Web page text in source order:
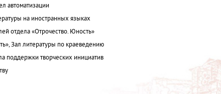
автоматизации
на иностранных языках
отдела «Отрочество. Юность»
Зал литературы по краеведению
поддержки творческих инициатив